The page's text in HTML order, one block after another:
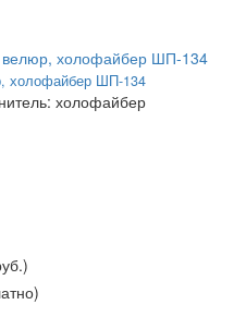
холофайбер ШП-134
холофайбер